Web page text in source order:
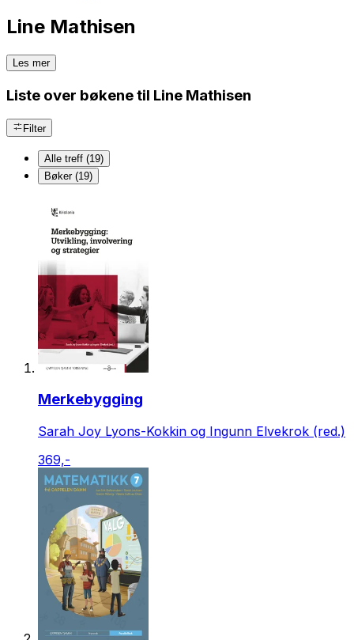
Line Mathisen
Les mer
Liste over bøkene til Line Mathisen
Filter
Alle treff (19)
Bøker (19)
Merkebygging
Sarah Joy Lyons-Kokkin og Ingunn Elvekrok (red.)
369,-